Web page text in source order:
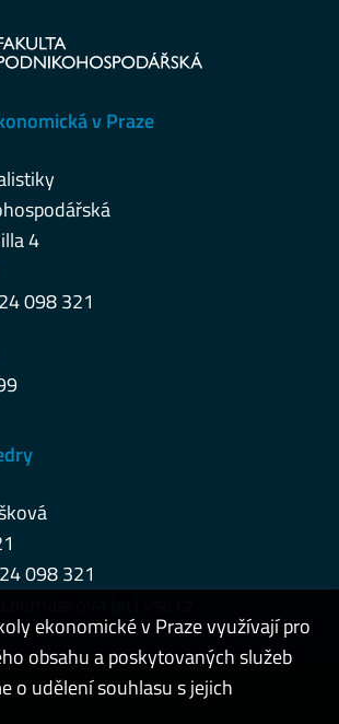
v Praze
4
098 321
098 321
ekonomické v Praze využívají pro
obsahu a poskytovaných služeb
o udělení souhlasu s jejich